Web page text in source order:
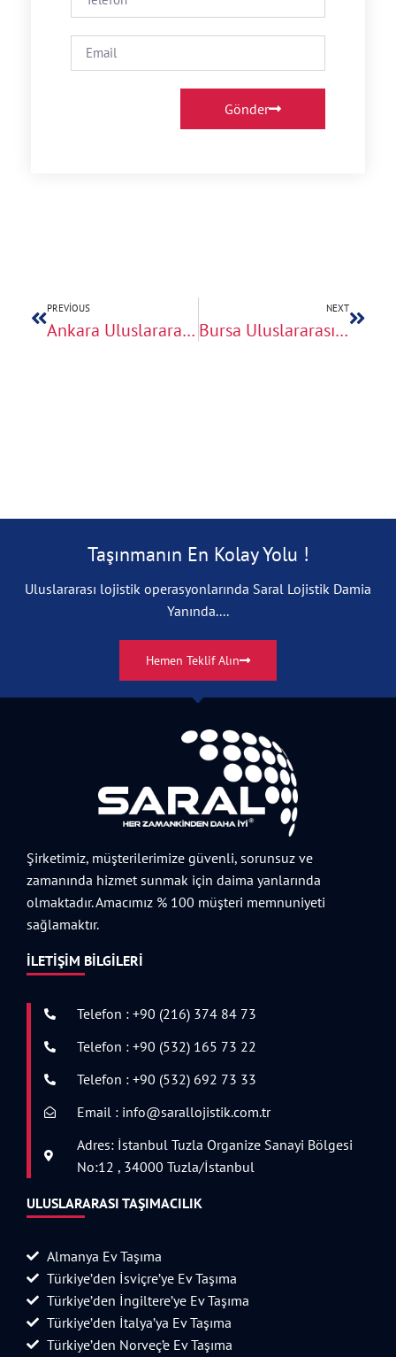
Gönder
PREVIOUS
Ankara Uluslararası Eşya Taşıma: Başkentten Avrupa’ya Lojistik
NEXT
Bursa Uluslararası Ev Taşıma Hizmeti
Taşınmanın En Kolay Yolu !
Uluslararası lojistik operasyonlarında Saral Lojistik Damia
Yanında....
Hemen Teklif Alın
Şirketimiz, müşterilerimize güvenli, sorunsuz ve
zamanında hizmet sunmak için daima yanlarında
olmaktadır. Amacımız % 100 müşteri memnuniyeti
sağlamaktır.
İLETIŞIM BILGILERI
Telefon : +90 (216) 374 84 73
Telefon : +90 (532) 165 73 22
Telefon : +90 (532) 692 73 33
Email : info@sarallojistik.com.tr
Adres: İstanbul Tuzla Organize Sanayi Bölgesi
No:12 , 34000 Tuzla/İstanbul
ULUSLARARASI TAŞIMACILIK
Almanya Ev Taşıma
Türkiye’den İsviçre’ye Ev Taşıma
Türkiye’den İngiltere’ye Ev Taşıma
Türkiye’den İtalya’ya Ev Taşıma
Türkiye’den Norveç’e Ev Taşıma